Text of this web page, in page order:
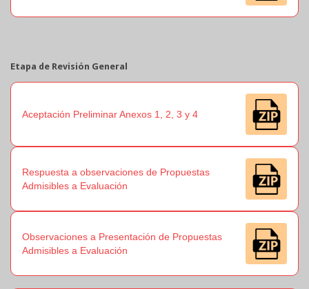
Etapa de Revisión General
Aceptación Preliminar Anexos 1, 2, 3 y 4
Respuesta a observaciones de Propuestas
Admisibles a Evaluación
Observaciones a Presentación de Propuestas
Admisibles a Evaluación